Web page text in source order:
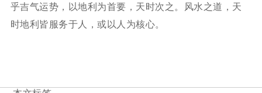
乎吉气运势，以地利为首要，天时次之。风水之道，天
时地利皆服务于人，或以人为核心。